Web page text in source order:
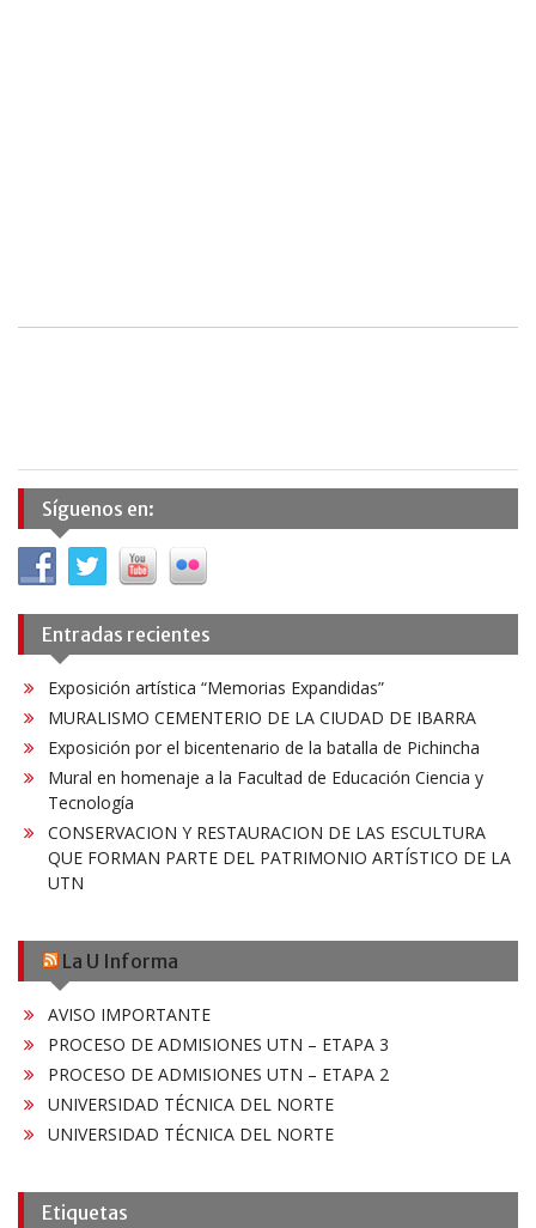
Síguenos en:
Entradas recientes
Exposición artística “Memorias Expandidas”
MURALISMO CEMENTERIO DE LA CIUDAD DE IBARRA
Exposición por el bicentenario de la batalla de Pichincha
Mural en homenaje a la Facultad de Educación Ciencia y
Tecnología
CONSERVACION Y RESTAURACION DE LAS ESCULTURA
QUE FORMAN PARTE DEL PATRIMONIO ARTÍSTICO DE LA
UTN
La U Informa
AVISO IMPORTANTE
PROCESO DE ADMISIONES UTN – ETAPA 3
PROCESO DE ADMISIONES UTN – ETAPA 2
UNIVERSIDAD TÉCNICA DEL NORTE
UNIVERSIDAD TÉCNICA DEL NORTE
Etiquetas